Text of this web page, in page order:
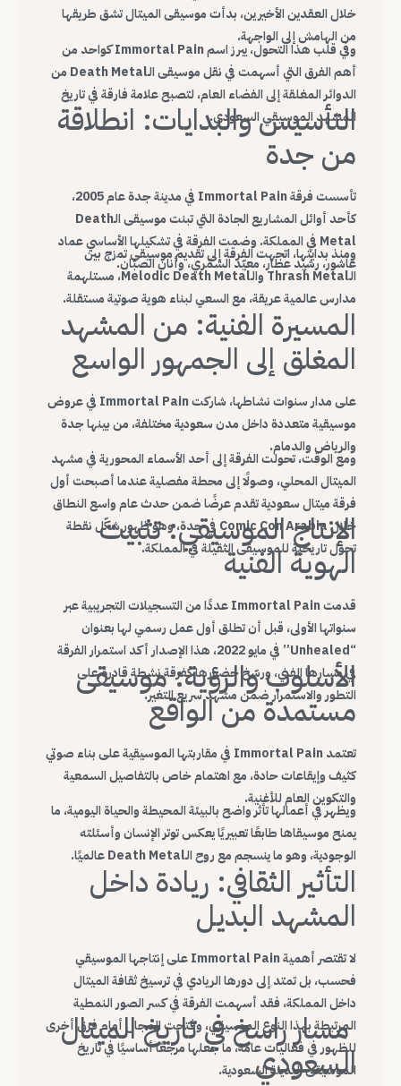
خلال العقدين الأخيرين، بدأت موسيقى الميتال تشق طريقها
من الهامش إلى الواجهة.
وفي قلب هذا التحول، يبرز اسم Immortal Pain كواحد من
أهم الفرق التي أسهمت في نقل موسيقى الـDeath Metal من
الدوائر المغلقة إلى الفضاء العام، لتصبح علامة فارقة في تاريخ
المشهد الموسيقي السعودي.
التأسيس والبدايات: انطلاقة
من جدة
تأسست فرقة Immortal Pain في مدينة جدة عام 2005،
كأحد أوائل المشاريع الجادة التي تبنت موسيقى الـDeath
Metal في المملكة. وضمت الفرقة في تشكيلها الأساسي عماد
عاشور، رشيد عطار، معيّد الشمّري، وأنان الصبّان.
ومنذ بدايتها، اتجهت الفرقة إلى تقديم موسيقى تمزج بين
الـThrash Metal والـMelodic Death Metal، مستلهمة
مدارس عالمية عريقة، مع السعي لبناء هوية صوتية مستقلة.
المسيرة الفنية: من المشهد
المغلق إلى الجمهور الواسع
على مدار سنوات نشاطها، شاركت Immortal Pain في عروض
موسيقية متعددة داخل مدن سعودية مختلفة، من بينها جدة
والرياض والدمام.
ومع الوقت، تحولت الفرقة إلى أحد الأسماء المحورية في مشهد
الميتال المحلي، وصولًا إلى محطة مفصلية عندما أصبحت أول
فرقة ميتال سعودية تقدم عرضًا ضمن حدث عام واسع النطاق
خلال Comic Con Arabia في جدة، وهو ظهور شكّل نقطة
تحول تاريخية للموسيقى الثقيلة في المملكة.
الإنتاج الموسيقي: تثبيت
الهوية الفنية
قدمت Immortal Pain عددًا من التسجيلات التجريبية عبر
سنواتها الأولى، قبل أن تطلق أول عمل رسمي لها بعنوان
“Unhealed” في مايو 2022، هذا الإصدار أكد استمرار الفرقة
في مسارها الفني، ورسّخ حضورها كفرقة نشطة قادرة على
التطور والاستمرار ضمن مشهد سريع التغير.
الأسلوب والرؤية: موسيقى
مستمدة من الواقع
تعتمد Immortal Pain في مقاربتها الموسيقية على بناء صوتي
كثيف وإيقاعات حادة، مع اهتمام خاص بالتفاصيل السمعية
والتكوين العام للأغنية.
ويظهر في أعمالها تأثر واضح بالبيئة المحيطة والحياة اليومية، ما
يمنح موسيقاها طابعًا تعبيريًا يعكس توتر الإنسان وأسئلته
الوجودية، وهو ما ينسجم مع روح الـDeath Metal عالميًا.
التأثير الثقافي: ريادة داخل
المشهد البديل
لا تقتصر أهمية Immortal Pain على إنتاجها الموسيقي
فحسب، بل تمتد إلى دورها الريادي في ترسيخ ثقافة الميتال
داخل المملكة، فقد أسهمت الفرقة في كسر الصور النمطية
المرتبطة بهذا النوع الموسيقي، وفتحت المجال أمام فرق أخرى
للظهور في فعاليات عامة، ما جعلها مرجعًا أساسيًا في تاريخ
الموسيقى البديلة السعودية.
مسار راسخ في تاريخ الميتال
السعودي